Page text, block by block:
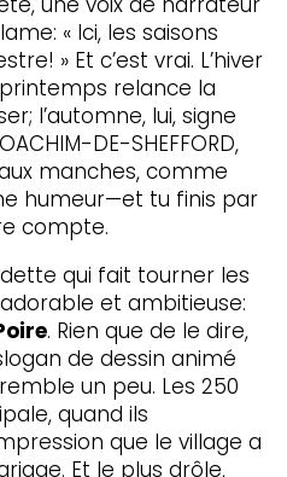
« Ici, les saisons
» Et c’est vrai. L’hiver
relance la
l’automne, lui, signe
DE-SHEFFORD,
manches, comme
humeur—et tu finis par
compte.
qui fait tourner les
et ambitieuse:
. Rien que de le dire,
de dessin animé
un peu. Les 250
quand ils
que le village a
Et le plus drôle,